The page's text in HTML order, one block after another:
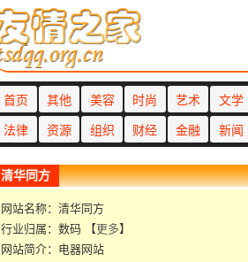
首页 其他 美容 时尚 艺术 文学
法律 资源 组织 财经 金融 新闻
清华同方
网站名称：清华同方
行业归属：数码 【更多】
网站简介：电器网站